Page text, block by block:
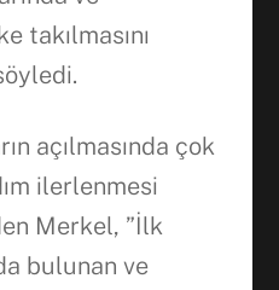
takılmasını
açılmasında çok
ilerlenmesi
Merkel, ”İlk
bulunan ve